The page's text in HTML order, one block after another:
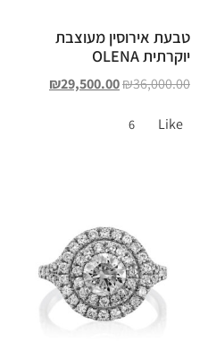
טבעת אירוסין מעוצבת
יוקרתית OLENA
₪36,000.00
₪29,500.00
Like
6